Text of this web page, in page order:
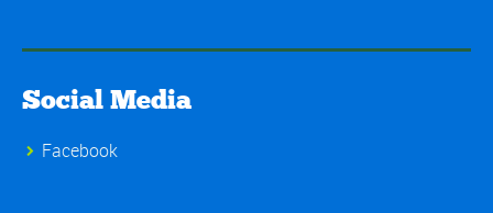
Social Media
Facebook